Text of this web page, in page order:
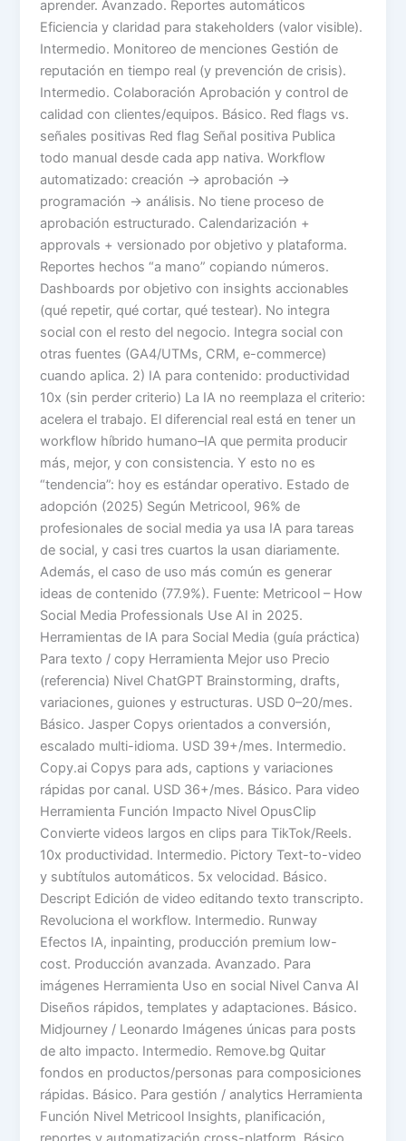
aprender. Avanzado. Reportes automáticos
Eficiencia y claridad para stakeholders (valor visible).
Intermedio. Monitoreo de menciones Gestión de
reputación en tiempo real (y prevención de crisis).
Intermedio. Colaboración Aprobación y control de
calidad con clientes/equipos. Básico. Red flags vs.
señales positivas Red flag Señal positiva Publica
todo manual desde cada app nativa. Workflow
automatizado: creación → aprobación →
programación → análisis. No tiene proceso de
aprobación estructurado. Calendarización +
approvals + versionado por objetivo y plataforma.
Reportes hechos “a mano” copiando números.
Dashboards por objetivo con insights accionables
(qué repetir, qué cortar, qué testear). No integra
social con el resto del negocio. Integra social con
otras fuentes (GA4/UTMs, CRM, e-commerce)
cuando aplica. 2) IA para contenido: productividad
10x (sin perder criterio) La IA no reemplaza el criterio:
acelera el trabajo. El diferencial real está en tener un
workflow híbrido humano–IA que permita producir
más, mejor, y con consistencia. Y esto no es
“tendencia”: hoy es estándar operativo. Estado de
adopción (2025) Según Metricool, 96% de
profesionales de social media ya usa IA para tareas
de social, y casi tres cuartos la usan diariamente.
Además, el caso de uso más común es generar
ideas de contenido (77.9%). Fuente: Metricool – How
Social Media Professionals Use AI in 2025.
Herramientas de IA para Social Media (guía práctica)
Para texto / copy Herramienta Mejor uso Precio
(referencia) Nivel ChatGPT Brainstorming, drafts,
variaciones, guiones y estructuras. USD 0–20/mes.
Básico. Jasper Copys orientados a conversión,
escalado multi-idioma. USD 39+/mes. Intermedio.
Copy.ai Copys para ads, captions y variaciones
rápidas por canal. USD 36+/mes. Básico. Para video
Herramienta Función Impacto Nivel OpusClip
Convierte videos largos en clips para TikTok/Reels.
10x productividad. Intermedio. Pictory Text-to-video
y subtítulos automáticos. 5x velocidad. Básico.
Descript Edición de video editando texto transcripto.
Revoluciona el workflow. Intermedio. Runway
Efectos IA, inpainting, producción premium low-
cost. Producción avanzada. Avanzado. Para
imágenes Herramienta Uso en social Nivel Canva AI
Diseños rápidos, templates y adaptaciones. Básico.
Midjourney / Leonardo Imágenes únicas para posts
de alto impacto. Intermedio. Remove.bg Quitar
fondos en productos/personas para composiciones
rápidas. Básico. Para gestión / analytics Herramienta
Función Nivel Metricool Insights, planificación,